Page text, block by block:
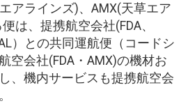
アラインズ)、AMX(天草エア
は、提携航空会社(FDA、
）との共同運航便（コードシ
空会社(FDA・AMX)の機材お
、機内サービスも提携航空会